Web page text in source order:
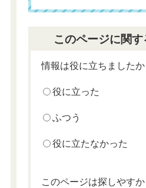
このページに関
情報は役に立ちましたか
役に立った
ふつう
役に立たなかった
このページは探しやす